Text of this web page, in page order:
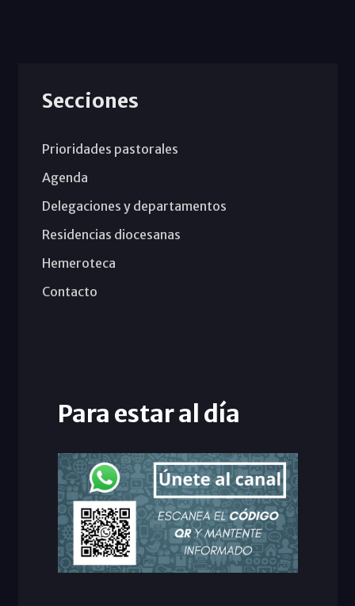
Secciones
Prioridades pastorales
Agenda
Delegaciones y departamentos
Residencias diocesanas
Hemeroteca
Contacto
Para estar al día